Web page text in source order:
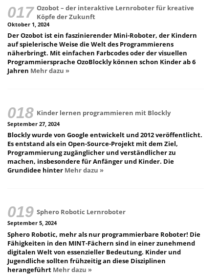
Ozobot – der interaktive Lernroboter für kreative
Köpfe der Zukunft
Oktober 1, 2024
Der Ozobot ist ein faszinierender Mini-Roboter, der Kindern
auf spielerische Weise die Welt des Programmierens
näherbringt. Mit einfachen Farbcodes oder der visuellen
Programmiersprache OzoBlockly können schon Kinder ab 6
Jahren Mehr dazu »
Kinder lernen programmieren mit Blockly
September 27, 2024
Blockly wurde von Google entwickelt und 2012 veröffentlicht.
Es entstand als ein Open-Source-Projekt mit dem Ziel,
Programmierung zugänglicher und verständlicher zu
machen, insbesondere für Anfänger und Kinder. Die
Grundidee hinter Mehr dazu »
Sphero Robotic Lernroboter
September 5, 2024
Sphero Robotic, mehr als nur programmierbare Roboter! Die
Fähigkeiten in den MINT-Fächern sind in einer zunehmend
digitalen Welt von essenzieller Bedeutung. Kinder und
Jugendliche sollten frühzeitig an diese Disziplinen
herangeführt Mehr dazu »